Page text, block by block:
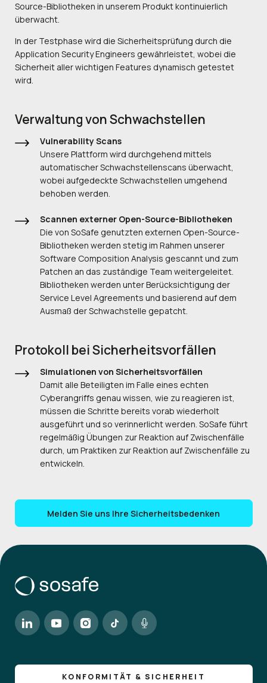
Source-Bibliotheken in unserem Produkt kontinuierlich
überwacht.
In der Testphase wird die Sicherheitsprüfung durch die
Application Security Engineers gewährleistet, wobei die
Sicherheit aller wichtigen Features dynamisch getestet
wird.
Verwaltung von Schwachstellen
Vulnerability Scans
Unsere Plattform wird durchgehend mittels
automatischer Schwachstellenscans überwacht,
wobei aufgedeckte Schwachstellen umgehend
behoben werden.
Scannen externer Open-Source-Bibliotheken
Die von SoSafe genutzten externen Open-Source-
Bibliotheken werden stetig im Rahmen unserer
Software Composition Analysis gescannt und zum
Patchen an das zuständige Team weitergeleitet.
Bibliotheken werden unter Berücksichtigung der
Service Level Agreements und basierend auf dem
Ausmaß der Schwachstelle gepatcht.
Protokoll bei Sicherheitsvorfällen
Simulationen von Sicherheitsvorfällen
Damit alle Beteiligten im Falle eines echten
Cyberangriffs genau wissen, wie zu reagieren ist,
müssen die Schritte bereits vorab wiederholt
ausgeführt und so verinnerlicht werden. SoSafe führt
regelmäßig Übungen zur Reaktion auf Zwischenfälle
durch, um Praktiken zur Reaktion auf Zwischenfälle zu
entwickeln.
Melden Sie uns Ihre Sicherheitsbedenken
KONFORMITÄT & SICHERHEIT